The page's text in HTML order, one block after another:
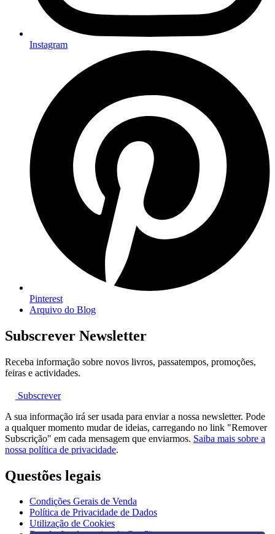
Instagram
Pinterest
Arquivo do Blog
Subscrever Newsletter
Receba informação sobre novos livros, passatempos, promoções,
feiras e actividades.
Subscrever
A sua informação irá ser usada para enviar a nossa newsletter. Pode
a qualquer momento mudar de ideias, carregando no link "Remover
Subscrição" em cada mensagem que enviarmos. Saiba mais sobre a
nossa política de privacidade.
Questões legais
Condições Gerais de Venda
Política de Privacidade de Dados
Utilização de Cookies